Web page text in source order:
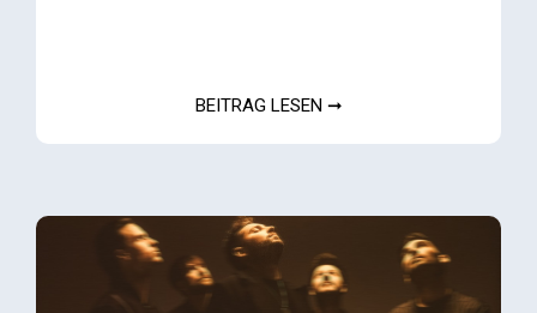
BEITRAG LESEN ➞